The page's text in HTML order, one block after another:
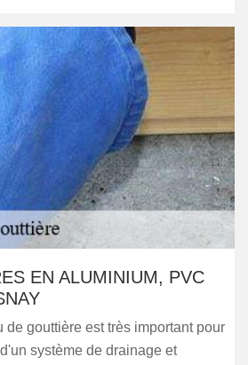
EN ALUMINIUM, PVC
de gouttière est très important pour
système de drainage et